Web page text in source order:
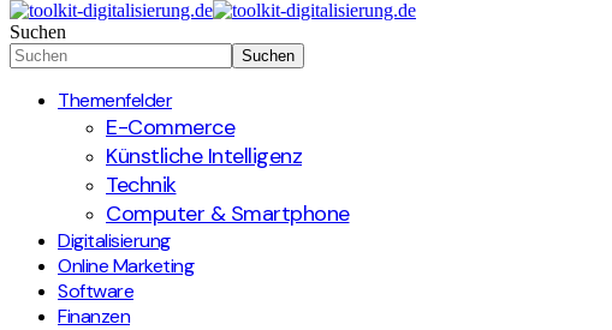
Suchen
Themenfelder
E-Commerce
Künstliche Intelligenz
Technik
Computer & Smartphone
Digitalisierung
Online Marketing
Software
Finanzen